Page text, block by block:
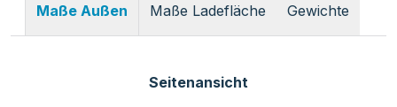
Maße Außen Maße Ladefläche Gewichte
Seitenansicht